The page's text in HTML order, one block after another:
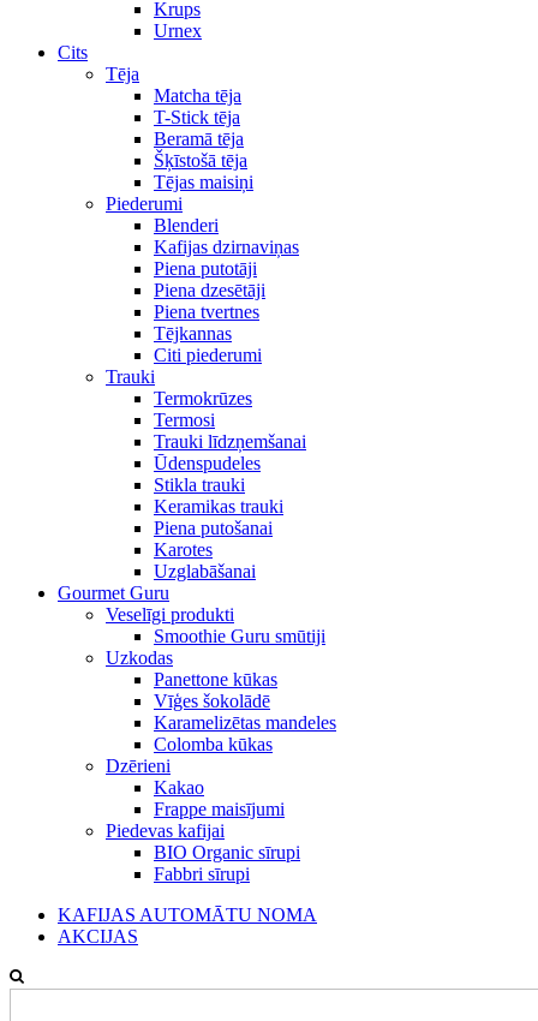
Krups
Urnex
Cits
Tēja
Matcha tēja
T-Stick tēja
Beramā tēja
Šķīstošā tēja
Tējas maisiņi
Piederumi
Blenderi
Kafijas dzirnaviņas
Piena putotāji
Piena dzesētāji
Piena tvertnes
Tējkannas
Citi piederumi
Trauki
Termokrūzes
Termosi
Trauki līdzņemšanai
Ūdenspudeles
Stikla trauki
Keramikas trauki
Piena putošanai
Karotes
Uzglabāšanai
Gourmet Guru
Veselīgi produkti
Smoothie Guru smūtiji
Uzkodas
Panettone kūkas
Vīģes šokolādē
Karamelizētas mandeles
Colomba kūkas
Dzērieni
Kakao
Frappe maisījumi
Piedevas kafijai
BIO Organic sīrupi
Fabbri sīrupi
KAFIJAS AUTOMĀTU NOMA
AKCIJAS